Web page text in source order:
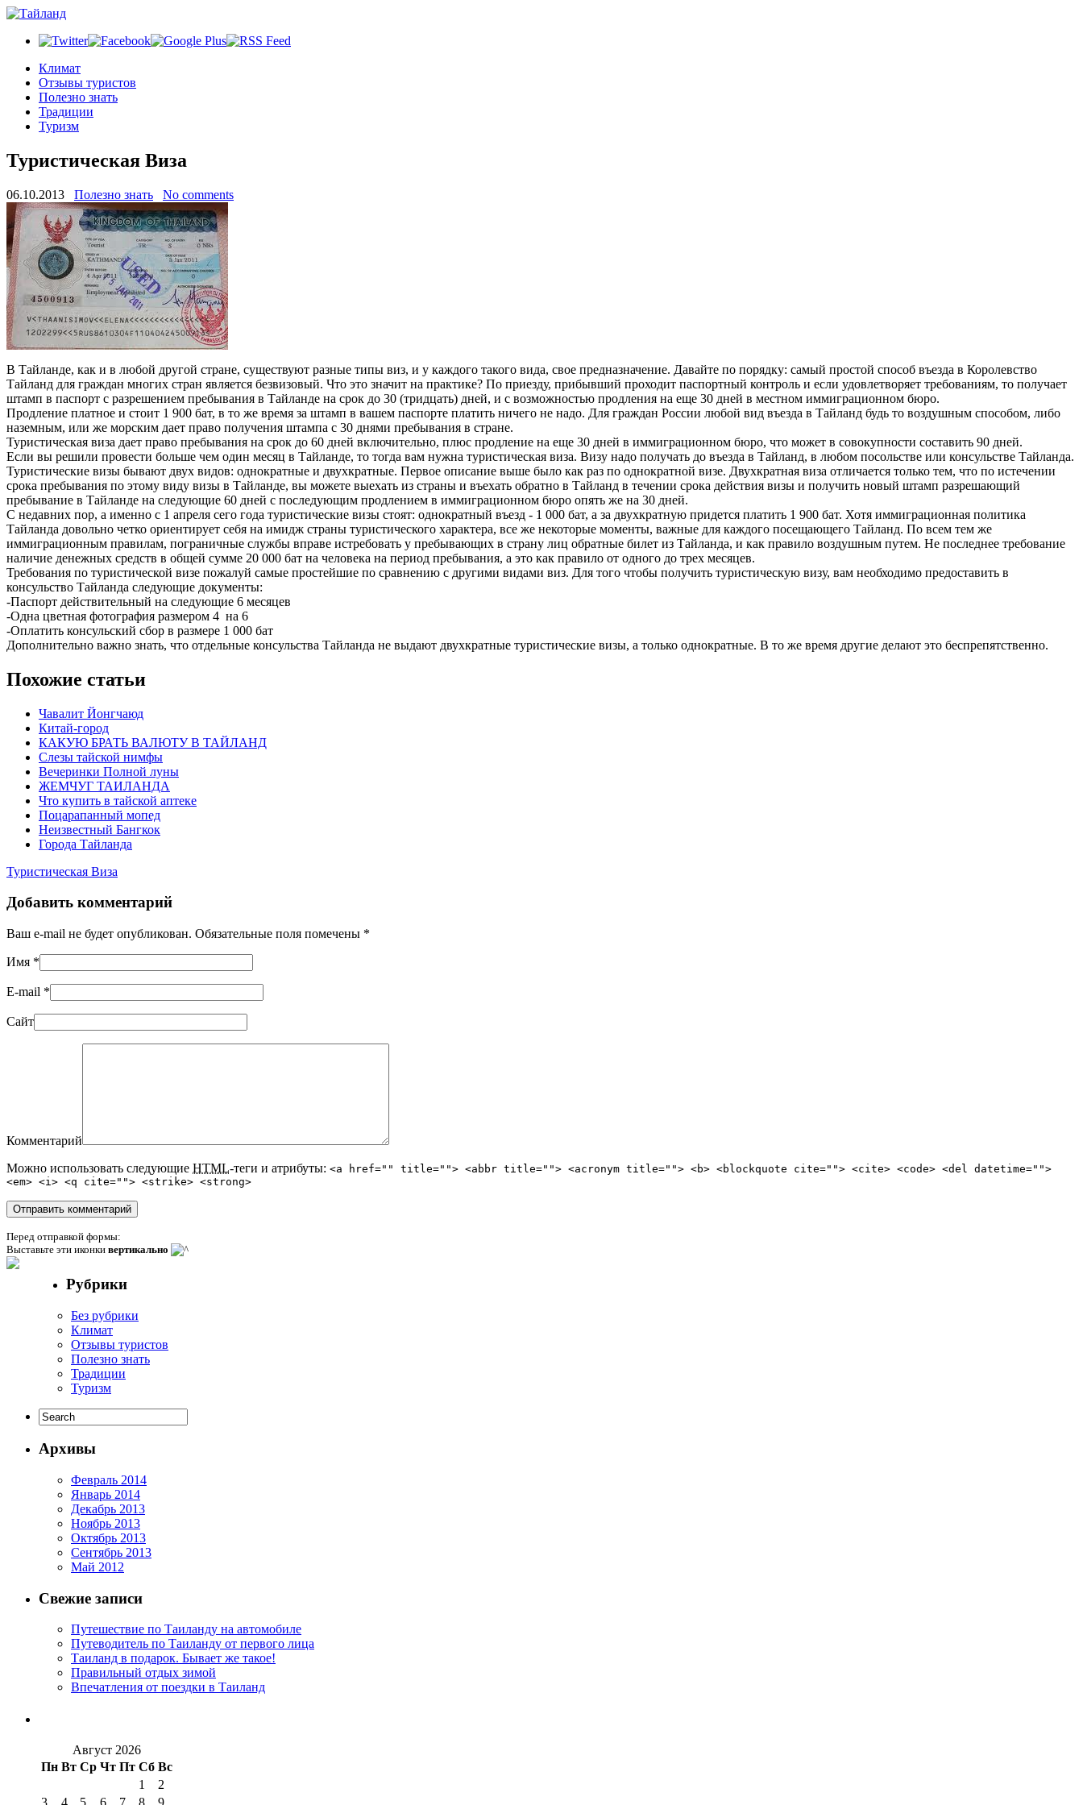
Климат
Отзывы туристов
Полезно знать
Традиции
Туризм
Туристическая Виза
06.10.2013 Полезно знать No comments
В Тайланде, как и в любой другой стране, существуют разные типы виз, и у каждого такого вида, свое предназначение. Давайте по порядку: самый простой способ въезда в Королевство
Тайланд для граждан многих стран является безвизовый. Что это значит на практике? По приезду, прибывший проходит паспортный контроль и если удовлетворяет требованиям, то получает
штамп в паспорт с разрешением пребывания в Тайланде на срок до 30 (тридцать) дней, и с возможностью продления на еще 30 дней в местном иммиграционном бюро.
Продление платное и стоит 1 900 бат, в то же время за штамп в вашем паспорте платить ничего не надо. Для граждан России любой вид въезда в Тайланд будь то воздушным способом, либо
наземным, или же морским дает право получения штампа с 30 днями пребывания в стране.
Туристическая виза дает право пребывания на срок до 60 дней включительно, плюс продление на еще 30 дней в иммиграционном бюро, что может в совокупности составить 90 дней.
Если вы решили провести больше чем один месяц в Тайланде, то тогда вам нужна туристическая виза. Визу надо получать до въезда в Тайланд, в любом посольстве или консульстве Тайланда.
Туристические визы бывают двух видов: однократные и двухкратные. Первое описание выше было как раз по однократной визе. Двухкратная виза отличается только тем, что по истечении
срока пребывания по этому виду визы в Тайланде, вы можете выехать из страны и въехать обратно в Тайланд в течении срока действия визы и получить новый штамп разрешающий
пребывание в Тайланде на следующие 60 дней с последующим продлением в иммиграционном бюро опять же на 30 дней.
С недавних пор, а именно с 1 апреля сего года туристические визы стоят: однократный въезд - 1 000 бат, а за двухкратную придется платить 1 900 бат. Хотя иммиграционная политика
Тайланда довольно четко ориентирует себя на имидж страны туристического характера, все же некоторые моменты, важные для каждого посещающего Тайланд. По всем тем же
иммиграционным правилам, пограничные службы вправе истребовать у пребывающих в страну лиц обратные билет из Тайланда, и как правило воздушным путем. Не последнее требование
наличие денежных средств в общей сумме 20 000 бат на человека на период пребывания, а это как правило от одного до трех месяцев.
Требования по туристической визе пожалуй самые простейшие по сравнению с другими видами виз. Для того чтобы получить туристическую визу, вам необходимо предоставить в
консульство Тайланда следующие документы:
-Паспорт действительный на следующие 6 месяцев
-Одна цветная фотография размером 4 на 6
-Оплатить консульский сбор в размере 1 000 бат
Дополнительно важно знать, что отдельные консульства Тайланда не выдают двухкратные туристические визы, а только однократные. В то же время другие делают это беспрепятственно.
Похожие статьи
Чавалит Йонгчаюд
Китай-город
КАКУЮ БРАТЬ ВАЛЮТУ В ТАЙЛАНД
Слезы тайской нимфы
Вечеринки Полной луны
ЖЕМЧУГ ТАИЛАНДА
Что купить в тайской аптеке
Поцарапанный мопед
Неизвестный Бангкок
Города Тайланда
Туристическая Виза
Добавить комментарий
Ваш e-mail не будет опубликован. Обязательные поля помечены *
Имя *
E-mail *
Сайт
Комментарий
Можно использовать следующие HTML-теги и атрибуты: <a href="" title=""> <abbr title=""> <acronym title=""> <b> <blockquote cite=""> <cite> <code> <del datetime="">
<em> <i> <q cite=""> <strike> <strong>
Перед отправкой формы:
Выставьте эти иконки вертикально
Рубрики
Без рубрики
Климат
Отзывы туристов
Полезно знать
Традиции
Туризм
Архивы
Февраль 2014
Январь 2014
Декабрь 2013
Ноябрь 2013
Октябрь 2013
Сентябрь 2013
Май 2012
Свежие записи
Путешествие по Таиланду на автомобиле
Путеводитель по Таиланду от первого лица
Таиланд в подарок. Бывает же такое!
Правильный отдых зимой
Впечатления от поездки в Таиланд
Август 2026
Пн Вт Ср Чт Пт Сб Вс
1
2
3
4 5 6 7 8 9